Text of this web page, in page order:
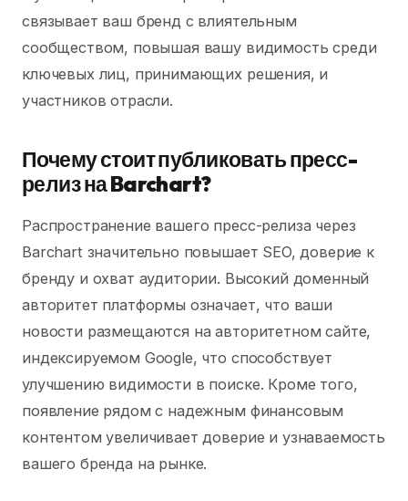
связывает ваш бренд с влиятельным
сообществом, повышая вашу видимость среди
ключевых лиц, принимающих решения, и
участников отрасли.
Почему стоит публиковать пресс-
релиз на Barchart?
Распространение вашего пресс-релиза через
Barchart значительно повышает SEO, доверие к
бренду и охват аудитории. Высокий доменный
авторитет платформы означает, что ваши
новости размещаются на авторитетном сайте,
индексируемом Google, что способствует
улучшению видимости в поиске. Кроме того,
появление рядом с надежным финансовым
контентом увеличивает доверие и узнаваемость
вашего бренда на рынке.